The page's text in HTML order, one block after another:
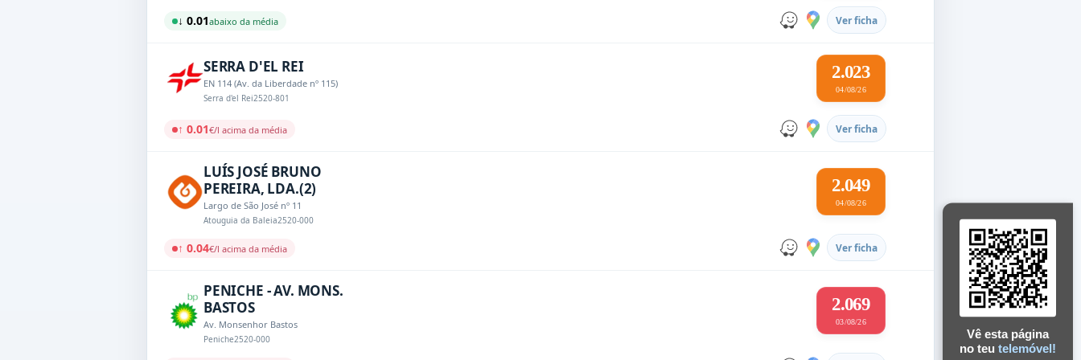
Vê esta página
no teu telemóvel!
↓ 0.01abaixo da média Ver ficha
SERRA D'EL REI
EN 114 (Av. da Liberdade nº 115)
Serra d'el Rei2520-801
2.023
04/08/26
↑ 0.01€/l acima da média Ver ficha
LUÍS JOSÉ BRUNO
PEREIRA, LDA.(2)
Largo de São José nº 11
Atouguia da Baleia2520-000
2.049
04/08/26
↑ 0.04€/l acima da média Ver ficha
PENICHE - AV. MONS.
BASTOS
Av. Monsenhor Bastos
Peniche2520-000
2.069
03/08/26